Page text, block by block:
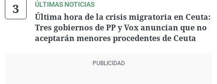
ÚLTIMAS NOTICIAS
Última hora de la crisis migratoria en Ceuta:
Tres gobiernos de PP y Vox anuncian que no
aceptarán menores procedentes de Ceuta